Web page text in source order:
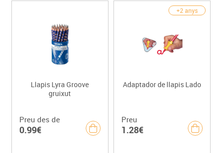
Llapis Lyra Groove
gruixut
Preu des de
0.99€
+2 anys
Adaptador de llapis Lado
Preu
1.28€